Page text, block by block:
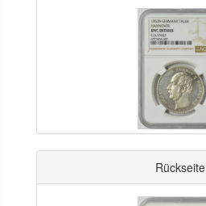
Rückseite